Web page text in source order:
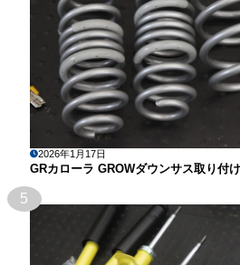
2026年1月17日
GRカローラ GROWダウンサス取り付
5